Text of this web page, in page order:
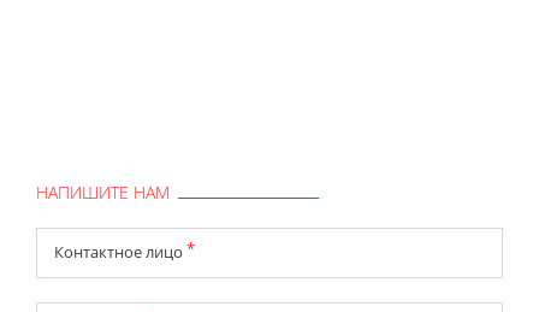
НАПИШИТЕ НАМ
Контактное лицо *